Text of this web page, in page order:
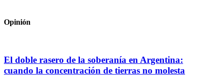
Opinión
El doble rasero de la soberanía en Argentina:
cuando la concentración de tierras no molesta